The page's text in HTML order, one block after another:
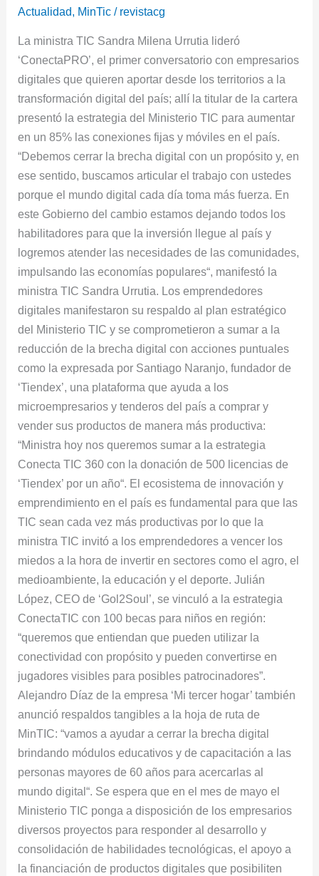
Actualidad, MinTic / revistacg
La ministra TIC Sandra Milena Urrutia lideró
‘ConectaPRO’, el primer conversatorio con empresarios
digitales que quieren aportar desde los territorios a la
transformación digital del país; allí la titular de la cartera
presentó la estrategia del Ministerio TIC para aumentar
en un 85% las conexiones fijas y móviles en el país.
“Debemos cerrar la brecha digital con un propósito y, en
ese sentido, buscamos articular el trabajo con ustedes
porque el mundo digital cada día toma más fuerza. En
este Gobierno del cambio estamos dejando todos los
habilitadores para que la inversión llegue al país y
logremos atender las necesidades de las comunidades,
impulsando las economías populares“, manifestó la
ministra TIC Sandra Urrutia. Los emprendedores
digitales manifestaron su respaldo al plan estratégico
del Ministerio TIC y se comprometieron a sumar a la
reducción de la brecha digital con acciones puntuales
como la expresada por Santiago Naranjo, fundador de
‘Tiendex’, una plataforma que ayuda a los
microempresarios y tenderos del país a comprar y
vender sus productos de manera más productiva:
“Ministra hoy nos queremos sumar a la estrategia
Conecta TIC 360 con la donación de 500 licencias de
‘Tiendex’ por un año“. El ecosistema de innovación y
emprendimiento en el país es fundamental para que las
TIC sean cada vez más productivas por lo que la
ministra TIC invitó a los emprendedores a vencer los
miedos a la hora de invertir en sectores como el agro, el
medioambiente, la educación y el deporte. Julián
López, CEO de ‘Gol2Soul’, se vinculó a la estrategia
ConectaTIC con 100 becas para niños en región:
“queremos que entiendan que pueden utilizar la
conectividad con propósito y pueden convertirse en
jugadores visibles para posibles patrocinadores”.
Alejandro Díaz de la empresa ‘Mi tercer hogar’ también
anunció respaldos tangibles a la hoja de ruta de
MinTIC: “vamos a ayudar a cerrar la brecha digital
brindando módulos educativos y de capacitación a las
personas mayores de 60 años para acercarlas al
mundo digital“. Se espera que en el mes de mayo el
Ministerio TIC ponga a disposición de los empresarios
diversos proyectos para responder al desarrollo y
consolidación de habilidades tecnológicas, el apoyo a
la financiación de productos digitales que posibiliten
360
del
Ministerio